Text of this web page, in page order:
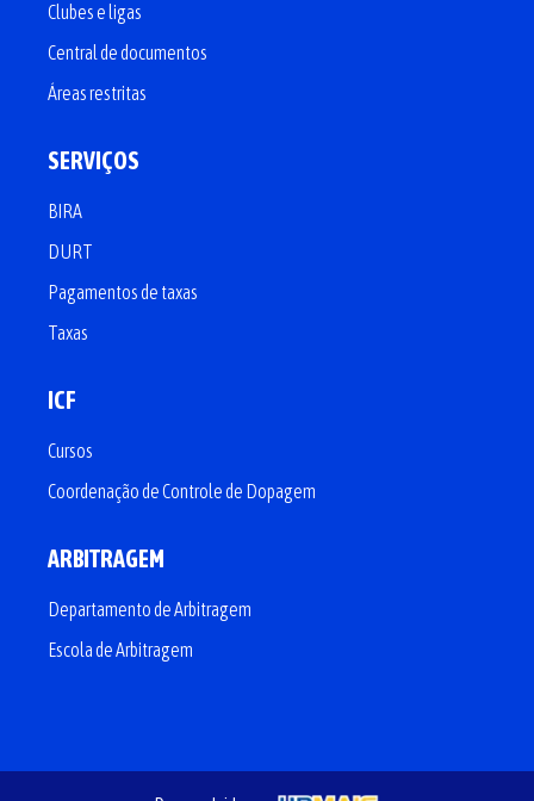
Clubes e ligas
Central de documentos
Áreas restritas
SERVIÇOS
BIRA
DURT
Pagamentos de taxas
Taxas
ICF
Cursos
Coordenação de Controle de Dopagem
ARBITRAGEM
Departamento de Arbitragem
Escola de Arbitragem